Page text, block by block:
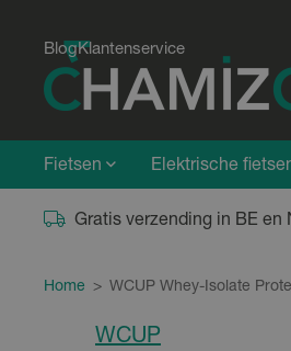
BlogKlantenservice
Fietsen Elektrische
Gratis verzending in BE en
Home > WCUP Whey-Isolate
WCUP